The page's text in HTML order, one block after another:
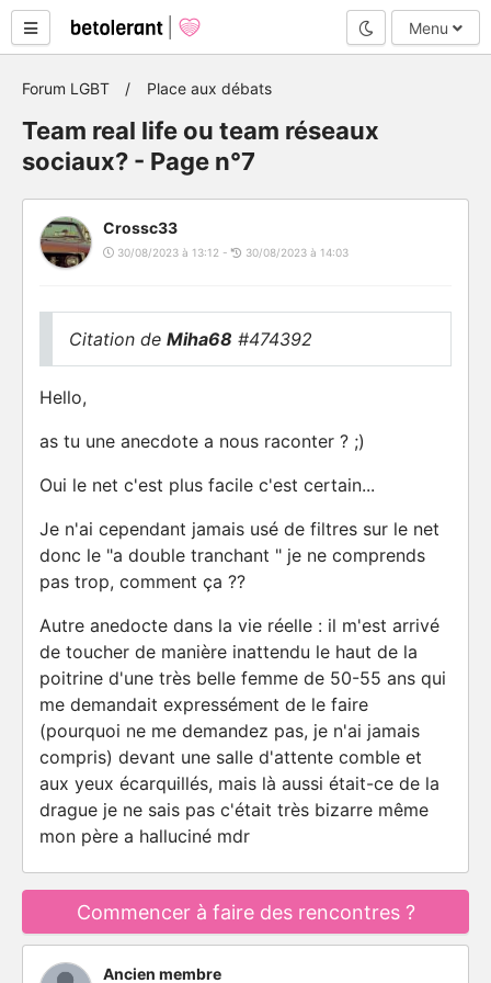
Mode nuit
Menu
Forum LGBT Place aux débats
Team real life ou team réseaux
sociaux? - Page n°7
Crossc33
30/08/2023 à 13:12 - 30/08/2023 à 14:03
Citation de Miha68 #474392
Hello,
as tu une anecdote a nous raconter ? ;)
Oui le net c'est plus facile c'est certain...
Je n'ai cependant jamais usé de filtres sur le net
donc le "a double tranchant " je ne comprends
pas trop, comment ça ??
Autre anedocte dans la vie réelle : il m'est arrivé
de toucher de manière inattendu le haut de la
poitrine d'une très belle femme de 50-55 ans qui
me demandait expressément de le faire
(pourquoi ne me demandez pas, je n'ai jamais
compris) devant une salle d'attente comble et
aux yeux écarquillés, mais là aussi était-ce de la
drague je ne sais pas c'était très bizarre même
mon père a halluciné mdr
Commencer à faire des rencontres ?
Ancien membre